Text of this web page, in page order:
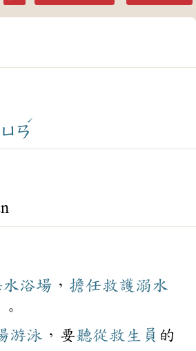
ㄩㄢ
ˊ
水浴場 ， 擔任救護 溺水
。
游泳，要聽從 救生員 的